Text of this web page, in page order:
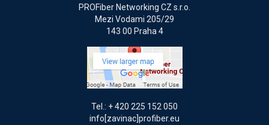
PROFiber Networking CZ s.r.o.
Mezi Vodami 205/29
143 00 Praha 4
Tel.: + 420 225 152 050
info[zavinac]profiber.eu